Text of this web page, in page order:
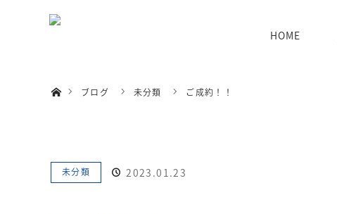
HOME
ホームブログ 未分類 ご成約！！
未分類 2023.01.23